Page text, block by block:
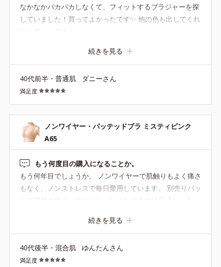
なかなかパカパカしなくて、フィットするブラジャーを探
していました！買ってよかったです✨ 他の色も出してくれ
続きを見る
40代前半・普通肌 ダニーさん
満足度
ノンワイヤー・パッテッドブラ ミスティピンク
A65
もう何度目の購入になることか。
もう何年目でしょうか。 ノンワイヤーで肌触りもよく痛さ
もなく、ノンストレスで毎日愛用しています。 別売りパッ
ドで調整もでき、作りもしっかりしてるので長持ちしま
るとありがたいです。 今後ともよろしくお願いします。
続きを見る
40代後半・混合肌 ゆんたんさん
満足度